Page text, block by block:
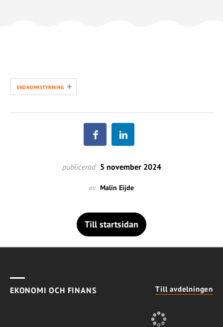
EKONOMISTYRNING +
publicerad 5 november 2024
av Malin Eijde
Till startsidan
EKONOMI OCH FINANS Till avdelningen